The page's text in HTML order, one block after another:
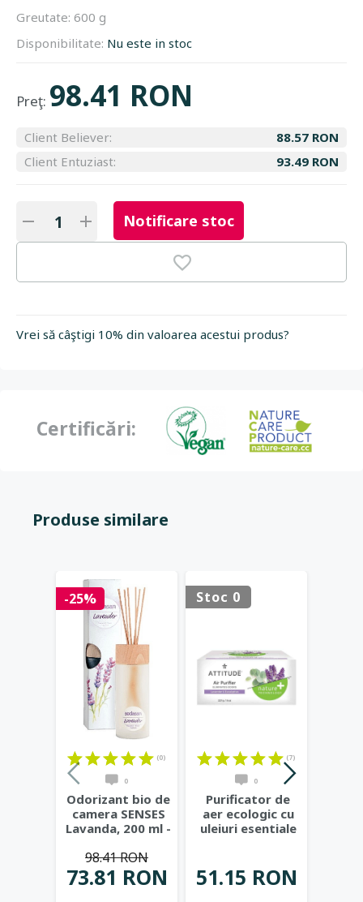
Greutate: 600 g
Disponibilitate: Nu este in stoc
Preţ: 98.41 RON
Client Believer:
88.57 RON
Client Entuziast:
93.49 RON
Notificare stoc
Vrei să câştigi 10% din valoarea acestui produs?
Certificări:
Produse similare
-25%
(0)
0
Odorizant bio de
camera SENSES
Lavanda, 200 ml -
73.81 RON
98.41 RON
Stoc 0
(7)
0
Purificator de
aer ecologic cu
uleiuri esentiale
51.15 RON